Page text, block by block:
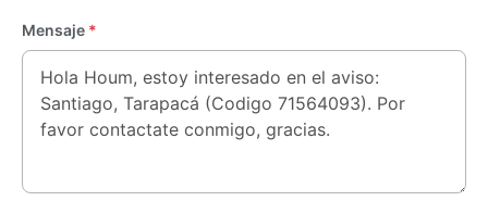
Mensaje *